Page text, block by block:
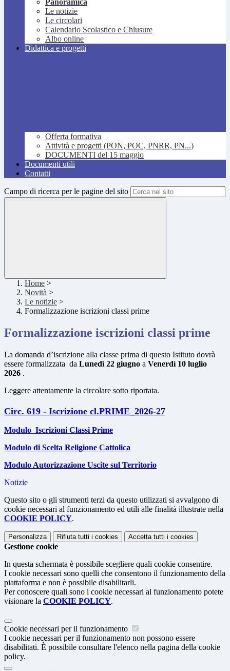
Panoramica
Le notizie
Le circolari
Calendario Scolastico e Chiusure
Albo online
Didattica e progetti
Offerta formativa
Attività e progetti (PON, POC, PNRR, PN...)
DOCUMENTI del 15 maggio
Documenti utili
Contatti
Campo di ricerca per le pagine del sito
Home >
Novità >
Le notizie >
Formalizzazione iscrizioni classi prime
Formalizzazione iscrizioni classi prime
La domanda d’iscrizione alla classe prima di questo Istituto dovrà
essere formalizzata da Lunedì 22 giugno a Venerdì 10 luglio
2026 .
Leggere attentamente la circolare sotto riportata.
Circ. 619 - Iscrizione cl.PRIME_2026-27
Modulo Iscrizioni Classi Prime
Modulo di Scelta Religione Cattolica
Modulo Autorizzazione Uscite sul Territorio
Notizie
Questo sito o gli strumenti terzi da questo utilizzati si avvalgono di
cookie necessari al funzionamento ed utili alle finalità illustrate nella
COOKIE POLICY.
Personalizza Rifiuta tutti i cookies Accetta tutti i cookies
Gestione cookie
In questa schermata è possibile scegliere quali cookie consentire.
I cookie necessari sono quelli che consentono il funzionamento della
piattaforma e non è possibile disabilitarli.
Per conoscere quali sono i cookie necessari al funzionamento potete
visionare la COOKIE POLICY.
Cookie necessari per il funzionamento
I cookie necessari per il funzionamento non possono essere
disabilitati. È possibile consultare l'elenco nella pagina della cookie
policy.